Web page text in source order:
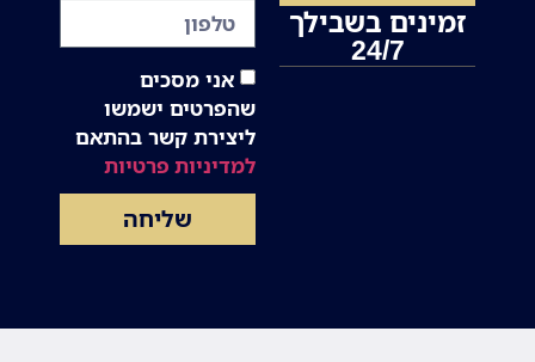
זמינים בשבילך
24/7
אני מסכים
שהפרטים ישמשו
ליצירת קשר בהתאם
למדיניות פרטיות
שליחה